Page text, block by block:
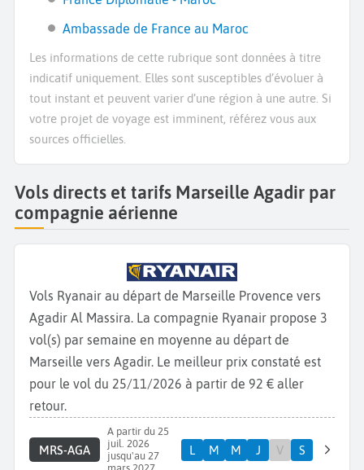
Ambassade de France au Maroc
Les informations de cette rubrique sont données à titre
indicatif uniquement. Elles sont susceptibles d’évoluer à
tout instant et peuvent varier d’une région à une autre. Si
votre projet de voyage est imminent, référez vous aux
sources officielles.
Vols directs et tarifs Marseille Agadir par
compagnie aérienne
Vols Ryanair au départ de Marseille Provence vers
Agadir Al Massira. La compagnie Ryanair propose 3
vol(s) par semaine en moyenne au départ de
Marseille vers Agadir. Le meilleur prix constaté est
pour le vol du 25/11/2026 à partir de 92 € aller
retour.
MRS-AGA
A partir du 25
juil. 2026
jusqu'au 27
L M M J V S